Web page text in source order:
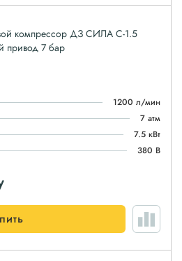
компрессор ДЗ СИЛА С-1.5
привод 7 бар
1200 л/мин
7 атм
7.5 кВт
380 В